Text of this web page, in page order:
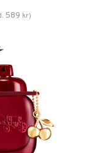
589 kr)